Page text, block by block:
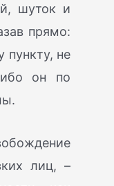
шуток и
прямо:
пункту, не
ибо он по
лиц, –